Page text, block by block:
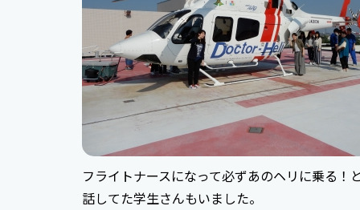
フライトナースになって必ずあのヘリに乗る！
話してた学生さんもいました。